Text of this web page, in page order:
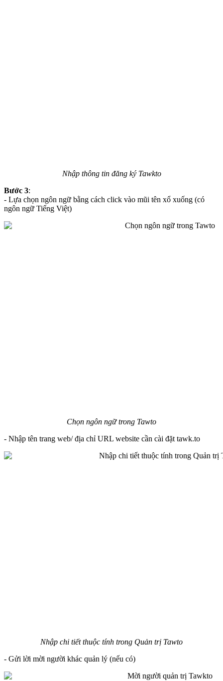
Nhập thông tin đăng ký Tawkto
Bước 3:
- Lựa chọn ngôn ngữ bằng cách click vào mũi tên xổ xuống (có
ngôn ngữ Tiếng Việt)
Chọn ngôn ngữ trong Tawto
- Nhập tên trang web/ địa chỉ URL website cần cài đặt tawk.to
Nhập chi tiết thuộc tính trong Quản trị Tawto
- Gửi lời mời người khác quản lý (nếu có)